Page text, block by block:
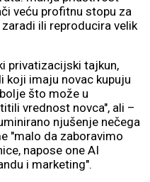
veću profitnu stopu za
ili reproducira velik
privatizacijski tajkun,
koji imaju novac kupuju
što može u
vrednost novca", ali –
njušenje nečega
"malo da zaboravimo
napose one AI
i marketing".